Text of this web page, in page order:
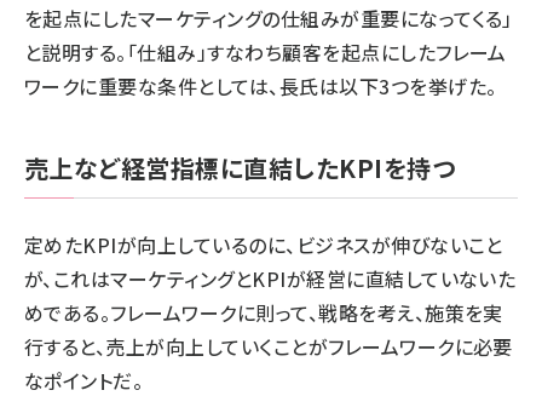
を起点にしたマーケティングの仕組みが重要になってくる」
と説明する。「仕組み」すなわち顧客を起点にしたフレーム
ワークに重要な条件としては、長氏は以下3つを挙げた。
売上など経営指標に直結したKPIを持つ
定めたKPIが向上しているのに、ビジネスが伸びないこと
が、これはマーケティングとKPIが経営に直結していないた
めである。フレームワークに則って、戦略を考え、施策を実
行すると、売上が向上していくことがフレームワークに必要
なポイントだ。